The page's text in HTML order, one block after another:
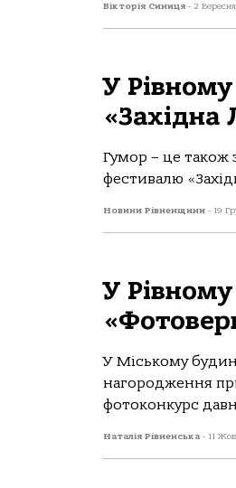
Вікторія Синиця - 2
У
«Західна
Гумор – це також
фестивалю
Новини Рівненщини - 19
У
У Міському
нагородження
фотоконкурс
Наталія Рівненська - 11